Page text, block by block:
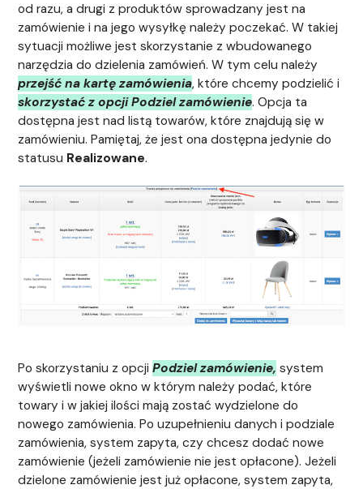
od razu, a drugi z produktów sprowadzany jest na
zamówienie i na jego wysyłkę należy poczekać. W takiej
sytuacji możliwe jest skorzystanie z wbudowanego
narzędzia do dzielenia zamówień. W tym celu należy
przejść na kartę zamówienia, które chcemy podzielić i
skorzystać z opcji Podziel zamówienie. Opcja ta
dostępna jest nad listą towarów, które znajdują się w
zamówieniu. Pamiętaj, że jest ona dostępna jedynie do
statusu Realizowane.
Po skorzystaniu z opcjiPodziel zamówienie, system
wyświetli nowe okno w którym należy podać, które
towary i w jakiej ilości mają zostać wydzielone do
nowego zamówienia. Po uzupełnieniu danych i podziale
zamówienia, system zapyta, czy chcesz dodać nowe
zamówienie (jeżeli zamówienie nie jest opłacone). Jeżeli
dzielone zamówienie jest już opłacone, system zapyta,